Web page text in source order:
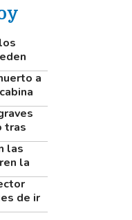
este
a
de
tras
una
las
la
el
joven
vez
de ir